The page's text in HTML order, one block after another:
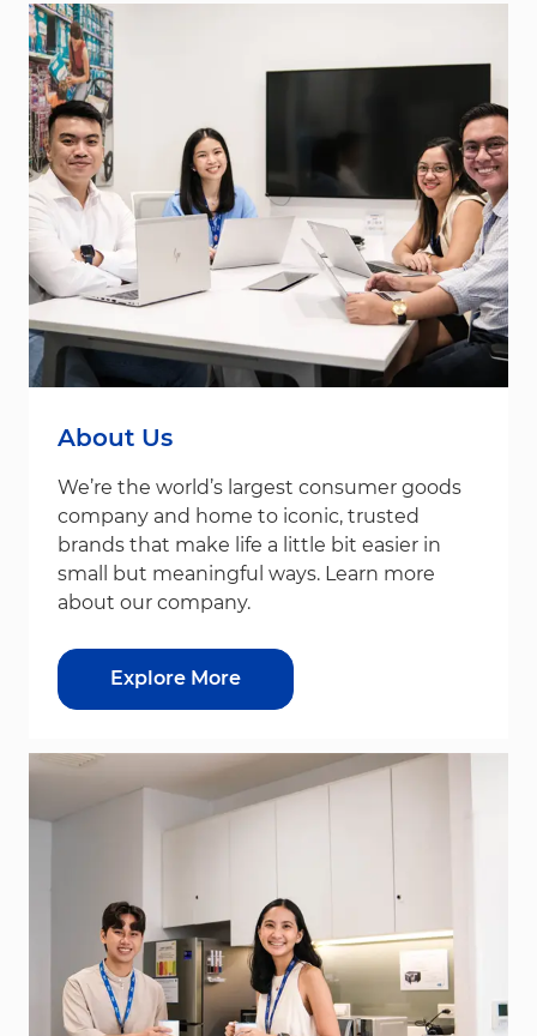
About Us
We’re the world’s largest consumer goods
company and home to iconic, trusted
brands that make life a little bit easier in
small but meaningful ways. Learn more
about our company.
Explore More